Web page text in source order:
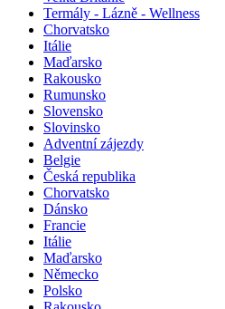
Termály - Lázně - Wellness
Chorvatsko
Itálie
Maďarsko
Rakousko
Rumunsko
Slovensko
Slovinsko
Adventní zájezdy
Belgie
Česká republika
Chorvatsko
Dánsko
Francie
Itálie
Maďarsko
Německo
Polsko